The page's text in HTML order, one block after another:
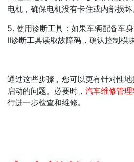
电机，确保电机没有卡住或内部损坏
5. 使用诊断工具：如果车辆配备车
II诊断工具读取故障码，确认控制模
通过这些步骤，您可以更有针对性
启动的问题。必要时， 汽车维修管理
行进一步检查和维修。